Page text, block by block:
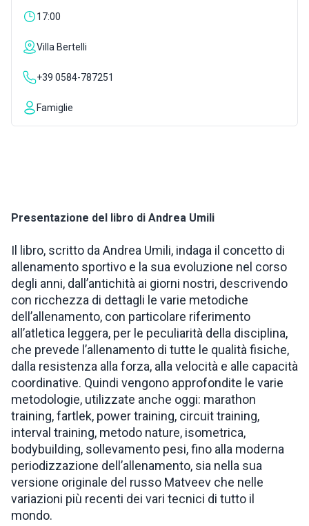
INSPIRATIONS
LIVE WEBCAM
CONTACTS
17:00
Villa Bertelli
+39 0584-787251
Famiglie
Presentazione del libro di Andrea Umili
Il libro, scritto da Andrea Umili, indaga il concetto di
allenamento sportivo e la sua evoluzione nel corso
degli anni, dall’antichità ai giorni nostri, descrivendo
con ricchezza di dettagli le varie metodiche
dell’allenamento, con particolare riferimento
all’atletica leggera, per le peculiarità della disciplina,
che prevede l’allenamento di tutte le qualità fisiche,
dalla resistenza alla forza, alla velocità e alle capacità
coordinative. Quindi vengono approfondite le varie
metodologie, utilizzate anche oggi: marathon
training, fartlek, power training, circuit training,
interval training, metodo nature, isometrica,
bodybuilding, sollevamento pesi, fino alla moderna
periodizzazione dell’allenamento, sia nella sua
versione originale del russo Matveev che nelle
variazioni più recenti dei vari tecnici di tutto il
mondo.